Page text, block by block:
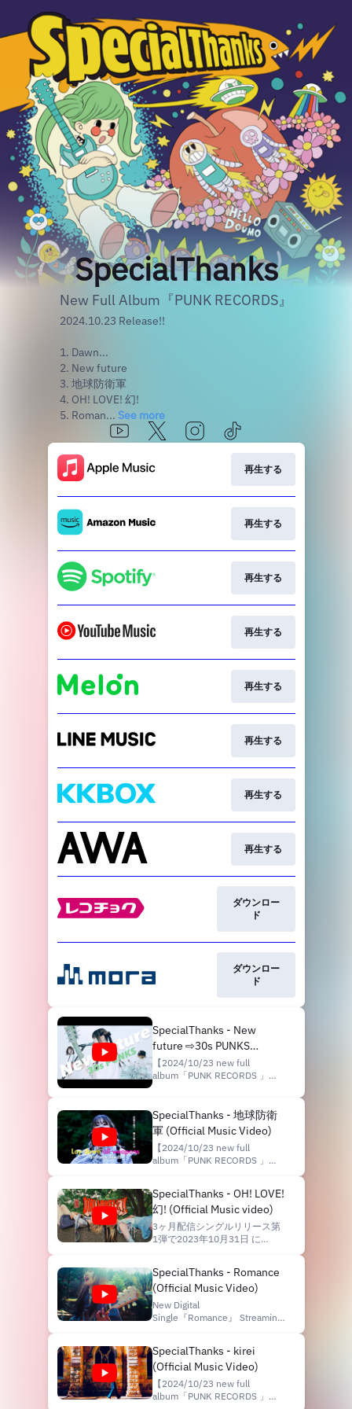
SpecialThanks
New Full Album『PUNK RECORDS』
2024.10.23 Release!!
1. Dawn...
2. New future
3. 地球防衛軍
4. OH! LOVE! 幻!
5. Roman... See more
再生する
再生する
再生する
再生する
再生する
再生する
再生する
再生する
ダウンロー
ド
ダウンロー
ド
SpecialThanks - New
future ⇨30s PUNKS
(Official Music Video)
【2024/10/23 new full
album「PUNK RECORDS 」
release!!!!!】 購入はこちら ▶︎
ちら
▶︎https://bio.to/PUNKRECORDS
監督 : 丸山太郎 Styling: 本田雄
己
▶︎https://www.instagram.com/yuuki_honda_/
#PUNKRECORDS #スペサン --
----------------------...
SpecialThanks - 地球防衛
軍 (Official Music Video)
【2024/10/23 new full
album「PUNK RECORDS 」
ちら
▶︎https://bio.to/PUNKRECORDS
New Digital Single『地球防衛
軍』 Streaming & DL ▶︎
Erika
Saito(https://youtu.be/c9...
SpecialThanks - OH! LOVE!
幻! (Official Music video)
3ヶ月配信シングルリリース第
1弾で2023年10月31日 に
VIDEOを公開！ Director:
Masushi
Watanabe(https://www.instagram.com/
---------------------------------
--------...
SpecialThanks - Romance
(Official Music Video)
New Digital
Single『Romance』 Streaming
---------------------------------
------ SpecialThanks
『Romance』 作詞作曲：
Misaki 編曲：SpecialThanks
SpecialThanks - kirei
(Official Music Video)
【2024/10/23 new full
album「PUNK RECORDS 」